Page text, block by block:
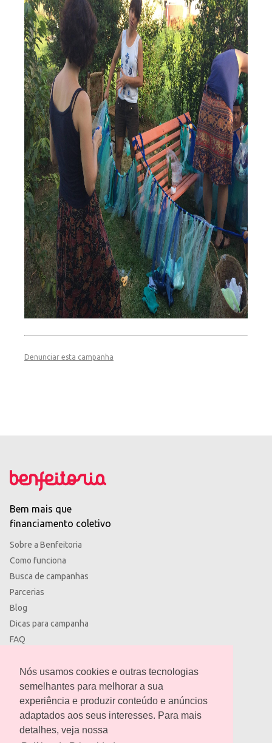
Nós usamos cookies e outras tecnologias
semelhantes para melhorar a sua
experiência e produzir conteúdo e anúncios
adaptados aos seus interesses. Para mais
detalhes, veja nossa
Denunciar esta campanha
Bem mais que
financiamento coletivo
Sobre a Benfeitoria
Como funciona
Busca de campanhas
Parcerias
Blog
Dicas para campanha
FAQ
Política de privacidade
contato@benfeitoria.com